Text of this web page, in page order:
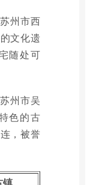
州市西
文化遗
随处可
州市吴
色的古
，被誉